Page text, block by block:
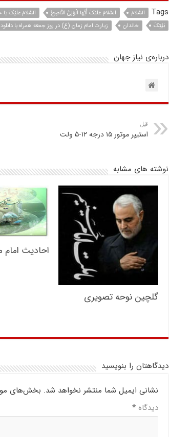
Tags السَّلامُ السَّلامُ عَلَیْکَ أَیُّهَا الْوَلِیُّ النَّاصِحُ السَّلامُ عَلَیْکَ
بَیْتِکَ
خاندان زیارت امام زمان (ع) در روز جمعه همراه با دانلود
درباره‌ی نیاز جهان
قبل
استیپر موتور ۱۵ درجه ۱۲-۵ ولت
نوشته های مشابه
گلچین نوحه تصویری
احادیث امام
دیدگاهتان را بنویسید
نشانی ایمیل شما منتشر نخواهد شد. بخش‌های
دیدگاه*